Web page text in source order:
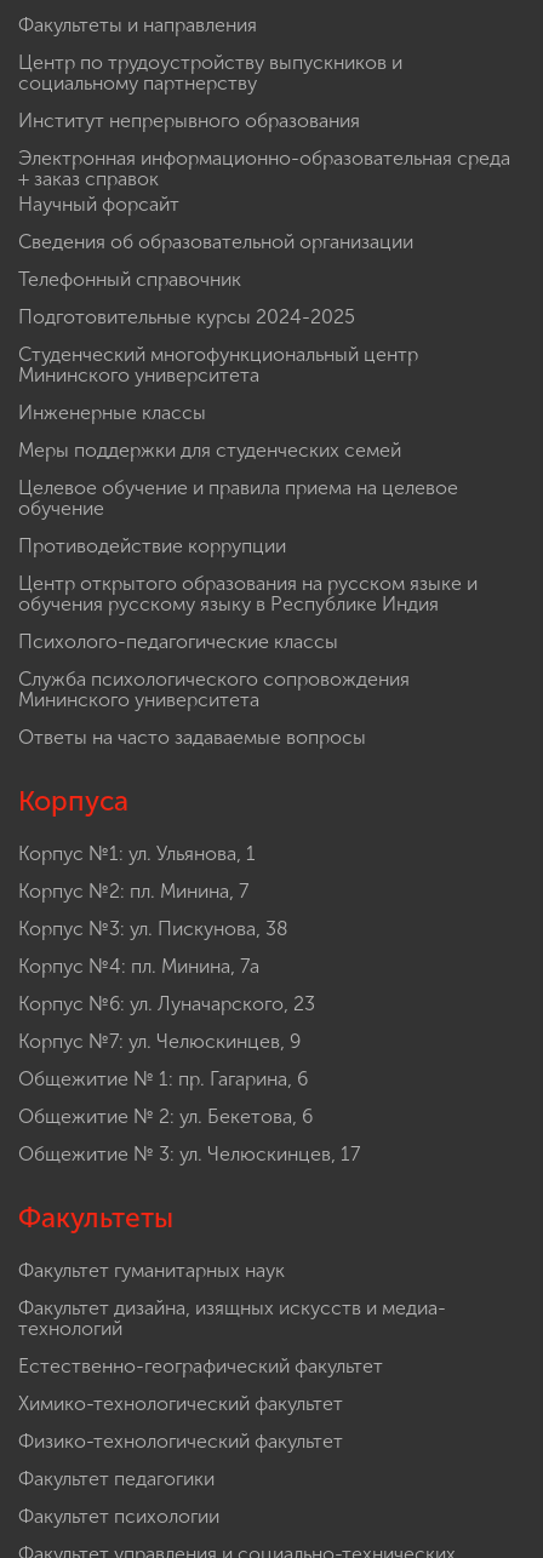
Факультеты и направления
Центр по трудоустройству выпускников и
социальному партнерству
Институт непрерывного образования
Электронная информационно-образовательная среда
+ заказ справок
Научный форсайт
Сведения об образовательной организации
Телефонный справочник
Подготовительные курсы 2024-2025
Студенческий многофункциональный центр
Мининского университета
Инженерные классы
Меры поддержки для студенческих семей
Целевое обучение и правила приема на целевое
обучение
Противодействие коррупции
Центр открытого образования на русском языке и
обучения русскому языку в Республике Индия
Психолого-педагогические классы
Служба психологического сопровождения
Мининского университета
Ответы на часто задаваемые вопросы
Корпуса
Корпус №1: ул. Ульянова, 1
Корпус №2: пл. Минина, 7
Корпус №3: ул. Пискунова, 38
Корпус №4: пл. Минина, 7а
Корпус №6: ул. Луначарского, 23
Корпус №7: ул. Челюскинцев, 9
Общежитие № 1: пр. Гагарина, 6
Общежитие № 2: ул. Бекетова, 6
Общежитие № 3: ул. Челюскинцев, 17
Факультеты
Факультет гуманитарных наук
Факультет дизайна, изящных искусств и медиа-
технологий
Естественно-географический факультет
Химико-технологический факультет
Физико-технологический факультет
Факультет педагогики
Факультет психологии
Факультет управления и социально-технических